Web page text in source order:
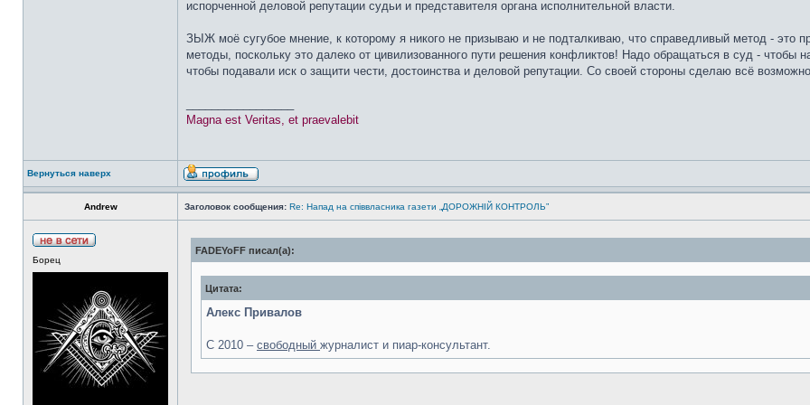
испорченной деловой репутации судьи и представителя органа исполнительной власти.
ЗЫЖ моё сугубое мнение, к которому я никого не призываю и не подталкиваю, что справедливый метод - это
методы, поскольку это далеко от цивилизованного пути решения конфликтов! Надо обращаться в суд - чтобы
чтобы подавали иск о защити чести, достоинства и деловой репутации. Со своей стороны сделаю всё
Magna est Veritas, et praevalebit
Вернуться наверх
Аndrew Заголовок сообщения: Re: Напад на співвласника газети „ДОРОЖНІЙ КОНТРОЛЬ”
Борец
FADEYoFF писал(а):
Цитата:
Алекс Привалов
С 2010 – свободный журналист и пиар-консультант.